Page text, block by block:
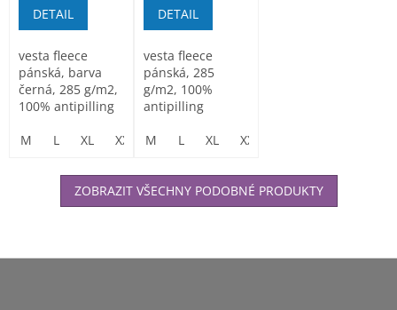
DETAIL
vesta fleece
pánská, barva
černá, 285 g/m2,
100% antipilling
microfleece...
M L XL XXL
DETAIL
vesta fleece
pánská, 285
g/m2, 100%
antipilling
microfleece zn.
M L XL XXL
ZOBRAZIT VŠECHNY PODOBNÉ PRODUKTY
Z